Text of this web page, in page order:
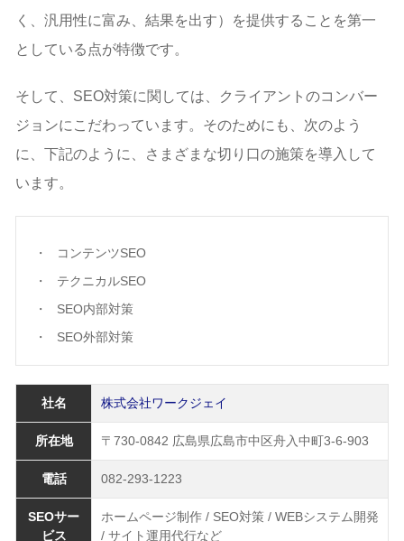
く、汎用性に富み、結果を出す）を提供することを第一
としている点が特徴です。
そして、SEO対策に関しては、クライアントのコンバー
ジョンにこだわっています。そのためにも、次のよう
に、下記のように、さまざまな切り口の施策を導入して
います。
コンテンツSEO
テクニカルSEO
SEO内部対策
SEO外部対策
社名 株式会社ワークジェイ
所在地 〒730-0842 広島県広島市中区舟入中町3-6-903
電話 082-293-1223
SEOサー
ビス
ホームページ制作 / SEO対策 / WEBシステム開発
/ サイト運用代行など